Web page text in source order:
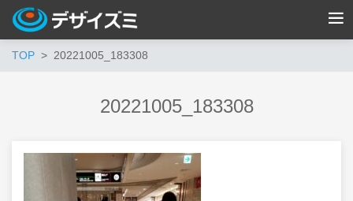
TOP 20221005_183308
20221005_183308